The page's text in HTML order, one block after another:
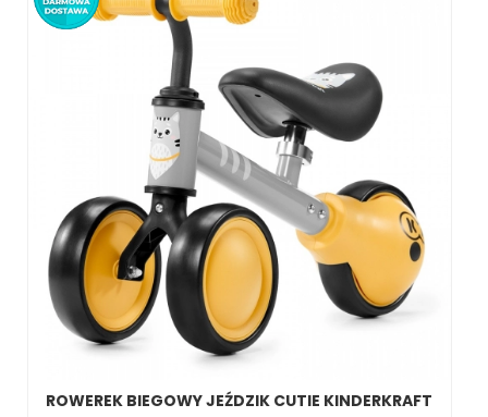
ROWEREK BIEGOWY JEŹDZIK CUTIE KINDERKRAFT